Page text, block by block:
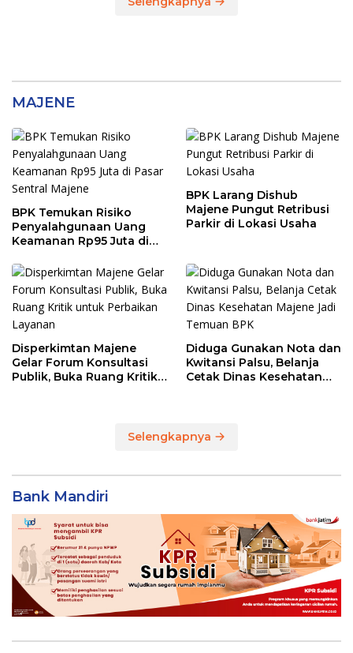
MAJENE
BPK Temukan Risiko
Penyalahgunaan Uang
Keamanan Rp95 Juta di
BPK Larang Dishub
Majene Pungut Retribusi
Parkir di Lokasi Usaha
Disperkimtan Majene
Gelar Forum Konsultasi
Publik, Buka Ruang Kritik
Diduga Gunakan Nota dan
Kwitansi Palsu, Belanja
Cetak Dinas Kesehatan
Selengkapnya
Bank Mandiri